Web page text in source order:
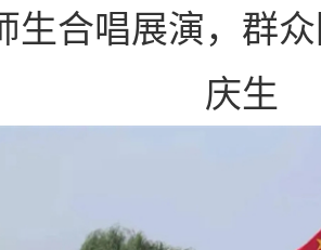
生合唱展演，群
庆生